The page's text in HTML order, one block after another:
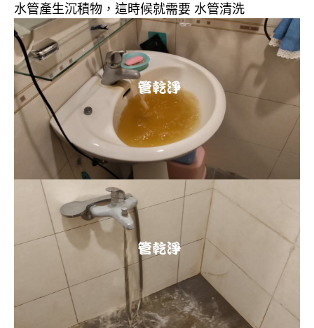
水管產生沉積物，這時候就需要 水管清洗